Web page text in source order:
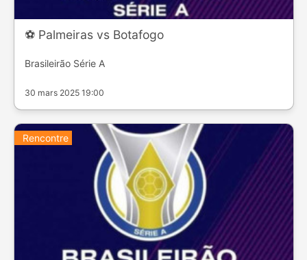
⚽️ Palmeiras vs Botafogo
Brasileirão Série A
30 mars 2025 19:00
Rencontre